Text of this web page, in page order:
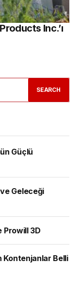
Inc.’ı
SEARCH
Güçlü
Geleceği
Prowill 3D